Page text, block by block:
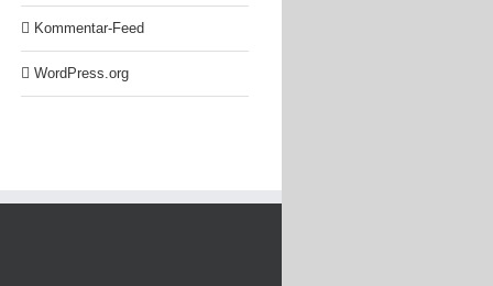
Kommentar-Feed
WordPress.org